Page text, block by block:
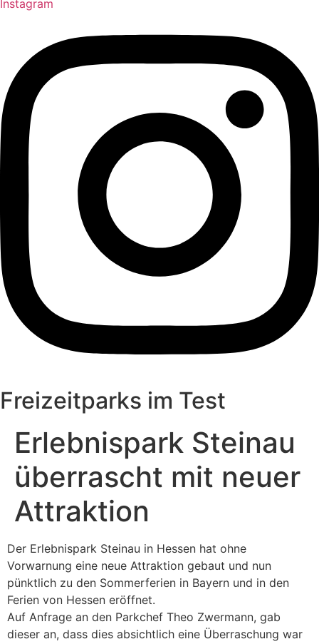
Instagram
Freizeitparks im Test
Erlebnispark Steinau
überrascht mit neuer
Attraktion
Der Erlebnispark Steinau in Hessen hat ohne
Vorwarnung eine neue Attraktion gebaut und nun
pünktlich zu den Sommerferien in Bayern und in den
Ferien von Hessen eröffnet.
Auf Anfrage an den Parkchef Theo Zwermann, gab
dieser an, dass dies absichtlich eine Überraschung war